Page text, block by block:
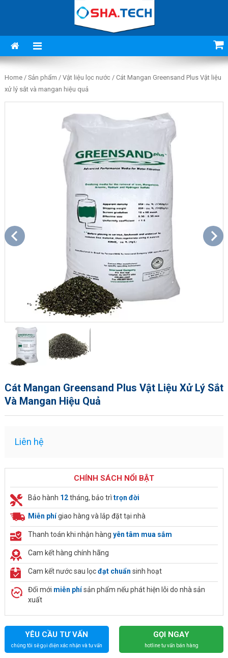
sinh hoạt đầu nguồn,
giếng khoan, xử lý
nước thải công
nghiệp
Home/ Sản phẩm / Vật liệu lọc nước / Cát Mangan Greensand Plus Vật liệu
xử lý sắt và mangan hiệu quả
Cát Mangan Greensand Plus Vật Liệu Xử Lý Sắt
Và Mangan Hiệu Quả
Liên hệ
CHÍNH SÁCH NỔI BẬT
Bảo hành 12tháng, bảo trì trọn đời
Miễn phígiao hàng và lắp đặt tại nhà
Thanh toán khi nhận hàng yên tâm mua sắm
Cam kết hàng chính hãng
Cam kết nước sau lọcđạt chuẩn sinh hoạt
Đổi mới miễn phísản phẩm nếu phát hiện lỗi do nhà sản
xuất
YÊU CẦU TƯ VẤN
chúng tôi sẽ gọi điện xác nhận và tư vấn
GỌI NGAY
hotline tư vấn bán hàng